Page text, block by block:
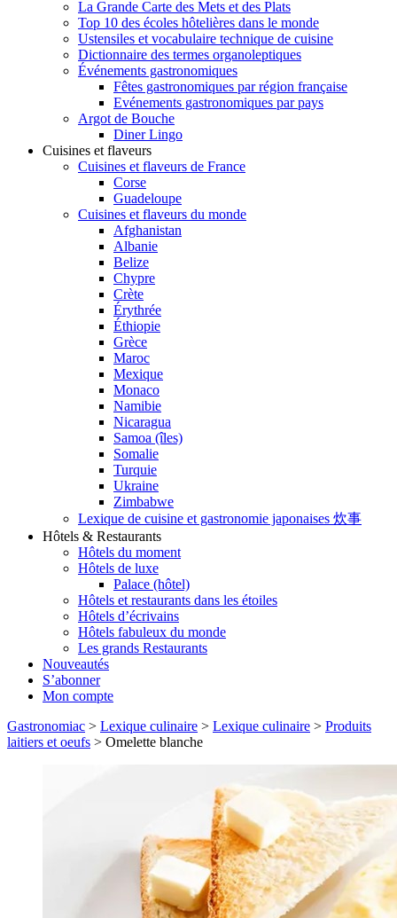
La Grande Carte des Mets et des Plats
Top 10 des écoles hôtelières dans le monde
Ustensiles et vocabulaire technique de cuisine
Dictionnaire des termes organoleptiques
Événements gastronomiques
Fêtes gastronomiques par région française
Evénements gastronomiques par pays
Argot de Bouche
Diner Lingo
Cuisines et flaveurs
Cuisines et flaveurs de France
Corse
Guadeloupe
Cuisines et flaveurs du monde
Afghanistan
Albanie
Belize
Chypre
Crète
Érythrée
Éthiopie
Grèce
Maroc
Mexique
Monaco
Namibie
Nicaragua
Samoa (îles)
Somalie
Turquie
Ukraine
Zimbabwe
Lexique de cuisine et gastronomie japonaises 炊事
Hôtels & Restaurants
Hôtels du moment
Hôtels de luxe
Palace (hôtel)
Hôtels et restaurants dans les étoiles
Hôtels d’écrivains
Hôtels fabuleux du monde
Les grands Restaurants
Nouveautés
S’abonner
Mon compte
Gastronomiac > Lexique culinaire > Lexique culinaire > Produits
laitiers et oeufs > Omelette blanche